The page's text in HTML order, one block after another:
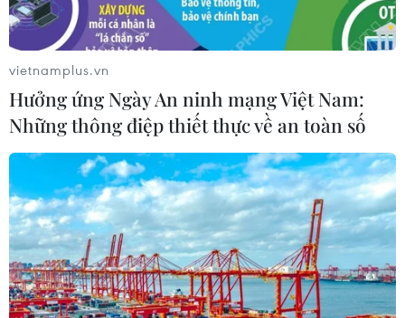
Xem thêm
CƠ QUAN CHỦ QUẢN: THÔNG TẤN XÃ VIỆT NAM
Tổng Biên tập: TRẦN TIẾN DUẨN
Phó Tổng Biên tập: NGUYỄN THỊ TÁM, KHÚC THANH
THỦY
Sở hữu trí tuệ
Quy định sử dụng
vietnamplus.vn
Hưởng ứng Ngày An ninh mạng Việt Nam:
Những thông điệp thiết thực về an toàn số